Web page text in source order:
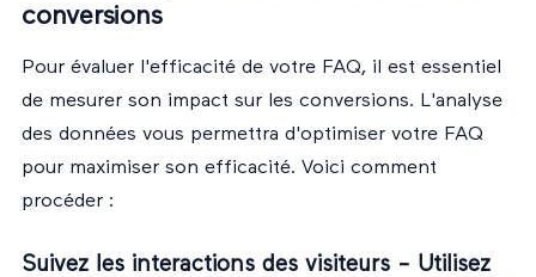
conversions
Pour évaluer l'efficacité de votre FAQ, il est essentiel
de mesurer son impact sur les conversions. L'analyse
des données vous permettra d'optimiser votre FAQ
pour maximiser son efficacité. Voici comment
procéder :
Suivez les interactions des visiteurs - Utilisez